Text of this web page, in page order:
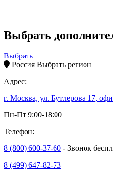
Выбрать
Выбрать
Россия Выбрать регион
Адрес:
г. Москва, ул. Бутлерова 17,
Пн-Пт 9:00-18:00
Телефон:
8 (800) 600-37-60 - Звонок
8 (499) 647-82-73